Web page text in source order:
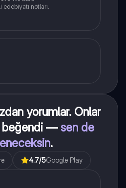
edebiyatı notları.
yorumlar. Onlar
beğendi — sen de
.
4.7/5Google Play